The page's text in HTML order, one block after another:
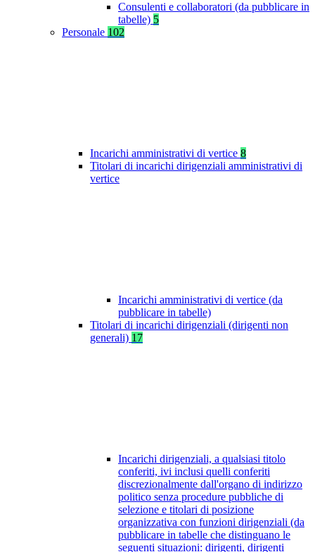
Consulenti e collaboratori (da pubblicare in
tabelle) 5
Personale 102
Incarichi amministrativi di vertice 8
Titolari di incarichi dirigenziali amministrativi di
vertice
Incarichi amministrativi di vertice (da
pubblicare in tabelle)
Titolari di incarichi dirigenziali (dirigenti non
generali) 17
Incarichi dirigenziali, a qualsiasi titolo
conferiti, ivi inclusi quelli conferiti
discrezionalmente dall'organo di indirizzo
politico senza procedure pubbliche di
selezione e titolari di posizione
organizzativa con funzioni dirigenziali (da
pubblicare in tabelle che distinguano le
seguenti situazioni: dirigenti, dirigenti